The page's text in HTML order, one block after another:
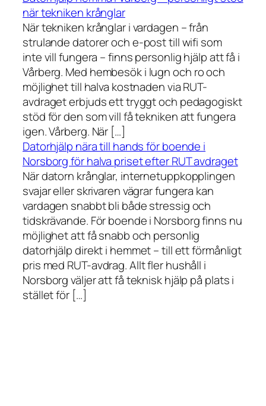
när tekniken krånglar
När tekniken krånglar i vardagen – från
strulande datorer och e-post till wifi som
inte vill fungera – finns personlig hjälp att få i
Vårberg. Med hembesök i lugn och ro och
möjlighet till halva kostnaden via RUT-
avdraget erbjuds ett tryggt och pedagogiskt
stöd för den som vill få tekniken att fungera
igen. Vårberg. När […]
Datorhjälp nära till hands för boende i
Norsborg för halva priset efter RUT avdraget
När datorn krånglar, internetuppkopplingen
svajar eller skrivaren vägrar fungera kan
vardagen snabbt bli både stressig och
tidskrävande. För boende i Norsborg finns nu
möjlighet att få snabb och personlig
datorhjälp direkt i hemmet – till ett förmånligt
pris med RUT-avdrag. Allt fler hushåll i
Norsborg väljer att få teknisk hjälp på plats i
stället för […]